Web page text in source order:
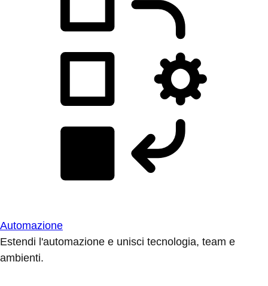
Automazione
Estendi l'automazione e unisci tecnologia, team e
ambienti.